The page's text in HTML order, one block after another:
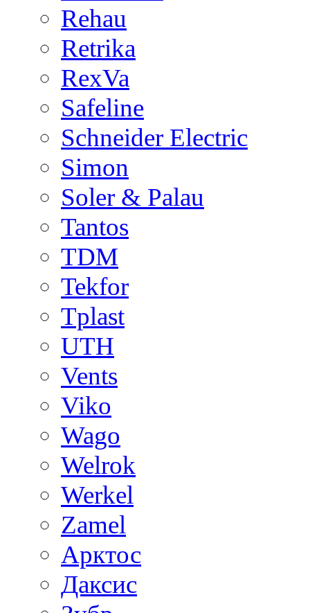
Rehau
Retrika
RexVa
Safeline
Schneider Electric
Simon
Soler & Palau
Tantos
TDM
Tekfor
Tplast
UTH
Vents
Viko
Wago
Welrok
Werkel
Zamel
Арктос
Даксис